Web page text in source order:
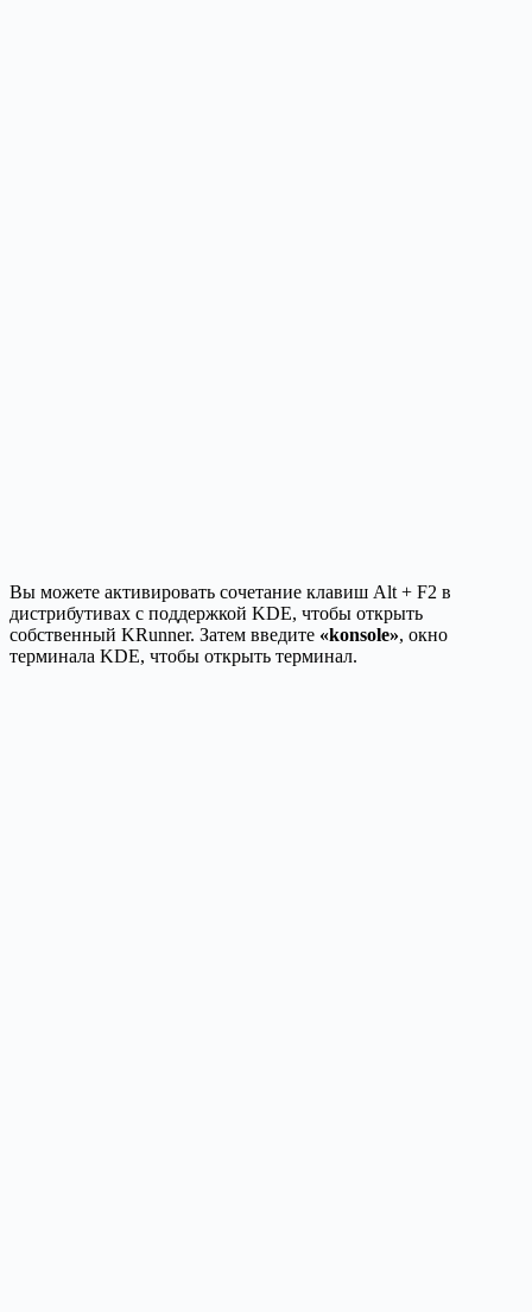
Вы можете активировать сочетание клавиш Alt + F2 в
дистрибутивах с поддержкой KDE, чтобы открыть
собственный KRunner. Затем введите «konsole», окно
терминала KDE, чтобы открыть терминал.